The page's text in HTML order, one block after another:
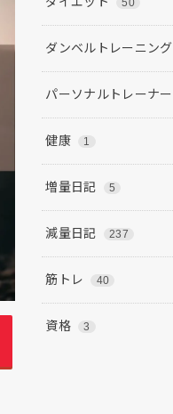
ダンベルトレーニング
パーソナルトレーナー
健康 1
増量日記 5
減量日記 237
筋トレ 40
資格 3